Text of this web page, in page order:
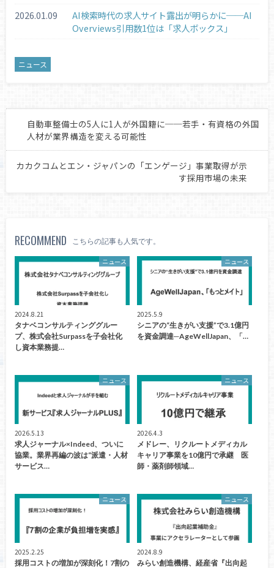
2026.01.09
AI検索時代の求人サイト露出が明らかに──AI
Overviews引用数1位は「求人ボックス」
ニュース
自動車整備士の5人に1人が外国籍に──若手・有資格の外国
人材が業界構造を変える可能性
カカクコムとエン・ジャパンの「エンゲージ」事業取得が示
す採用市場の未来
RECOMMEND こちらの記事も人気です。
ニュース
2024.8.21
タナベコンサルティンググルー
プ、株式会社Surpassを子会社化
し資本業務提…
ニュース
2025.5.9
シニアの“生きがい支援”で3.1億円
を資金調達─AgeWellJapan、「…
ニュース
2026.5.13
求人ジャーナル×Indeed、ついに
協業。業界再編の波は“派遣・人材
サービス…
ニュース
2026.4.3
メドレー、リクルートメディカル
キャリア事業を10億円で承継 医
師・薬剤師領域…
ニュース
2025.2.25
採用コストの増加が深刻化！7割の
ニュース
2024.8.9
みらい創造機構、経産省『出向起